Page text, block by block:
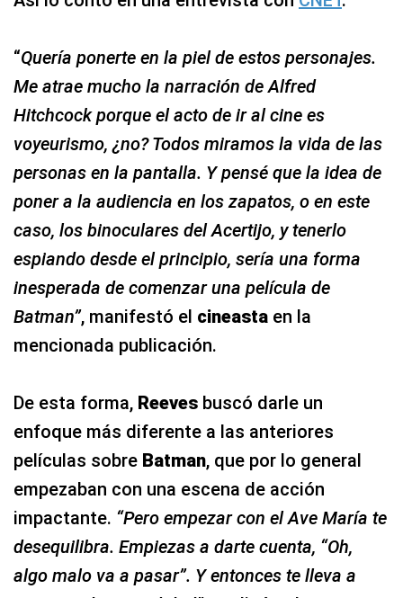
“Quería ponerte en la piel de estos personajes.
Me atrae mucho la narración de Alfred
Hitchcock porque el acto de ir al cine es
voyeurismo, ¿no? Todos miramos la vida de las
personas en la pantalla. Y pensé que la idea de
poner a la audiencia en los zapatos, o en este
caso, los binoculares del Acertijo, y tenerlo
espiando desde el principio, sería una forma
inesperada de comenzar una película de
Batman”, manifestó el cineasta en la
mencionada publicación.
De esta forma, Reeves buscó darle un
enfoque más diferente a las anteriores
películas sobre Batman, que por lo general
empezaban con una escena de acción
impactante. “Pero empezar con el Ave María te
desequilibra. Empiezas a darte cuenta, “Oh,
algo malo va a pasar”. Y entonces te lleva a